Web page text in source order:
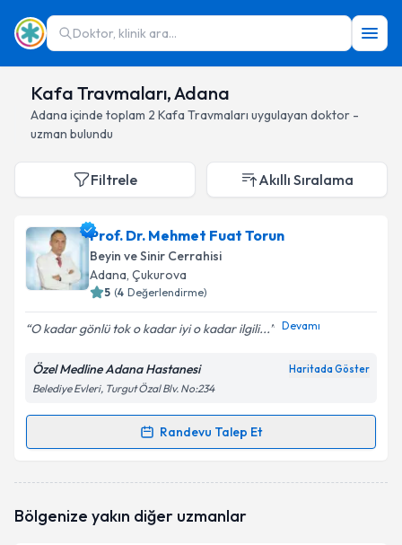
Doktor, klinik ara...
Kafa Travmaları, Adana
Adana içinde toplam 2 Kafa Travmaları uygulayan doktor -
uzman bulundu
Filtrele Akıllı Sıralama
Prof. Dr. Mehmet Fuat Torun
Beyin ve Sinir Cerrahisi
Adana, Çukurova
5 (4 Değerlendirme)
O kadar gönlü tok o kadar iyi o kadar ilgili... Devamı
Özel Medline Adana Hastanesi Haritada Göster
Belediye Evleri, Turgut Özal Blv. No:234
Randevu Talep Et
Randevu Takvimi Talebi
talebi oluşturun. Size bu uzmandan randevu almanız
Bölgenize yakın diğer uzmanlar